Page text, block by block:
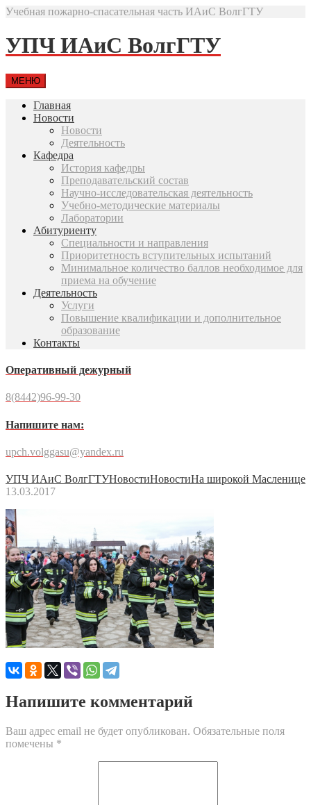
Учебная пожарно-спасательная часть ИАиС ВолгГТУ
УПЧ ИАиС ВолгГТУ
МЕНЮ
Главная
Новости
Новости
Деятельность
Кафедра
История кафедры
Преподавательский состав
Научно-исследовательская деятельность
Учебно-методические материалы
Лаборатории
Абитуриенту
Специальности и направления
Приоритетность вступительных испытаний
Минимальное количество баллов необходимое для
приема на обучение
Деятельность
Услуги
Повышение квалификации и дополнительное
образование
Контакты
Оперативный дежурный
8(8442)96-99-30
Напишите нам:
upch.volggasu@yandex.ru
УПЧ ИАиС ВолгГТУНовостиНовостиНа широкой Масленице
13.03.2017
Напишите комментарий
Ваш адрес email не будет опубликован. Обязательные поля
помечены *